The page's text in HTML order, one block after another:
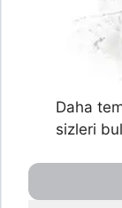
Daha
sizleri